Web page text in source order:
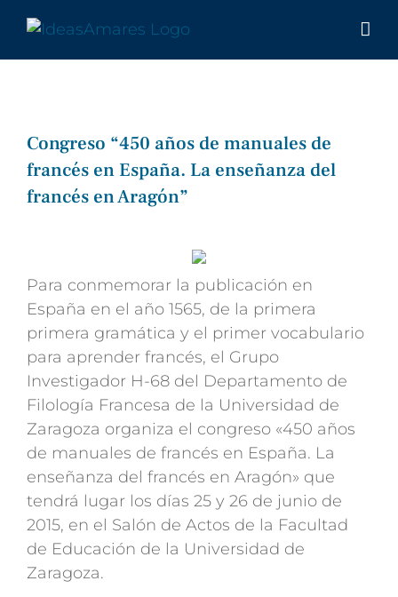
contenido
Congreso “450 años de manuales de
francés en España. La enseñanza del
francés en Aragón”
más
grande
Para conmemorar la publicación en
España en el año 1565, de la primera
primera gramática y el primer vocabulario
para aprender francés, el Grupo
Investigador H-68 del Departamento de
Filología Francesa de la Universidad de
Zaragoza organiza el congreso «450 años
de manuales de francés en España. La
enseñanza del francés en Aragón» que
tendrá lugar los días 25 y 26 de junio de
2015, en el Salón de Actos de la Facultad
de Educación de la Universidad de
Zaragoza.